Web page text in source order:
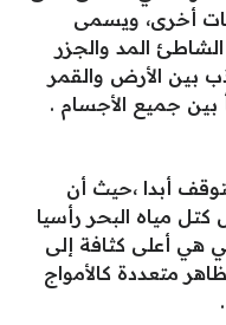
أخرى، ويسمى
المد والجزر
بين الأرض والقمر
جميع الأجسام .
أبدا ،حيث أن
كتل مياه البحر رأسيا
هي أعلى كثافة إلى
متعددة كالأمواج